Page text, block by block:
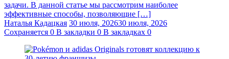
задачи. В данной статье мы рассмотрим наиболее
эффективные способы, позволяющие […]
Наталья Кадацкая 30 июля, 202630 июля, 2026
Сохраняется 0 В закладки 0 В закладках 0